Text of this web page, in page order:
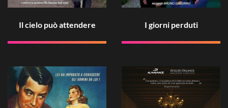
Il cielo può attendere I giorni perduti